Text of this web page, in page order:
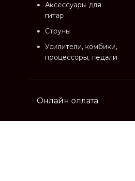
Аксессуары для
гитар
Струны
Усилители, комбики,
процессоры, педали
Онлайн оплата: